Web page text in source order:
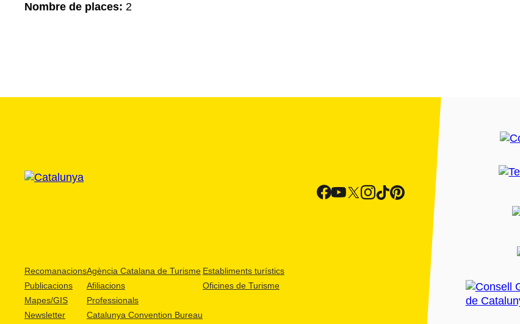
Nombre de places: 2
Recomanacions
Publicacions
Mapes/GIS
Newsletter
Agència Catalana de Turisme
Afiliacions
Professionals
Catalunya Convention Bureau
Establiments turístics
Oficines de Turisme